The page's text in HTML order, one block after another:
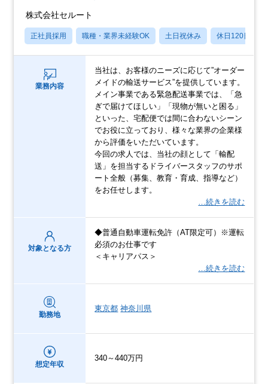
株式会社セルート
正社員採用 職種・業界未経験OK 土日祝休み 休日120日以上
業務内容
当社は、お客様のニーズに応じて”オーダー
メイドの輸送サービス”を提供しています。
メイン事業である緊急配送事業では、「急
ぎで届けてほしい」「現物が無いと困る」
といった、宅配便では間に合わないシーン
でお役に⽴っており、様々な業界の企業様
から評価をいただいています。
今回の求人では、当社の顔として「輸配
送」を担当するドライバースタッフのサポ
ート全般（募集、教育・育成、指導など）
をお任せします。
…続きを読む
対象となる方
◆普通自動車運転免許（AT限定可）※運転
必須のお仕事です
＜キャリアパス＞
…続きを読む
勤務地
東京都 神奈川県
想定年収
340～440万円